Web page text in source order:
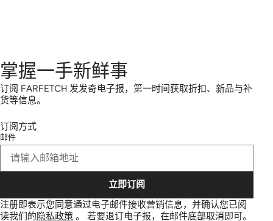
掌握一手新鲜事
订阅 FARFETCH 发发奇电子报，第一时间获取折扣、新品与补
货等信息。
订阅方式
邮件
立即订阅
注册即表示您同意通过电子邮件接收营销信息，并确认您已阅
读我们的 隐私政策 。 若要退订电子报，在邮件底部取消即可。